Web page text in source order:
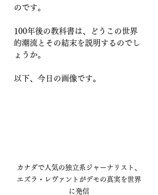
のです。
100年後の教科書は、どうこの世界
的潮流とその結末を説明するのでし
ょうか。
以下、今日の画像です。
カナダで人気の独立系ジャーナリスト、
エズラ・レヴァントがデモの真実を世界
に発信